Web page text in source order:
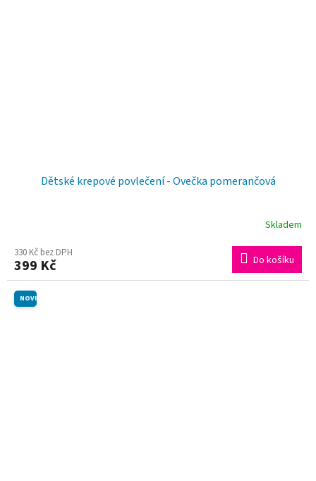
Dětské krepové povlečení - Ovečka pomerančová
Skladem
330 Kč bez DPH
399 Kč Do košíku
NOVINKA